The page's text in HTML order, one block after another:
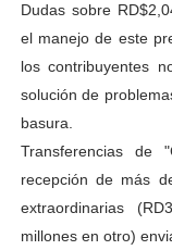
Dudas sobre
el manejo de este
los contribuyentes
solución de
basura.
Transferencias de
recepción de más
extraordinarias
millones en otro)